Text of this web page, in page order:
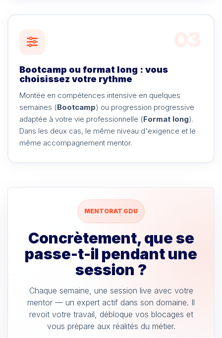
Bootcamp ou format long : vous
choisissez votre rythme
Montée en compétences intensive en quelques
semaines (Bootcamp) ou progression progressive
adaptée à votre vie professionnelle (Format long).
Dans les deux cas, le même niveau d'exigence et le
même accompagnement mentor.
MENTORAT GDU
Concrètement, que se
passe-t-il pendant une
session ?
Chaque semaine, une session live avec votre
mentor — un expert actif dans son domaine. Il
revoit votre travail, débloque vos blocages et
vous prépare aux réalités du métier.